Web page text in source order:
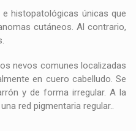
histopatológicas únicas que
cutáneos. Al contrario,
nevos comunes localizadas
en cuero cabelludo. Se
y de forma irregular. A la
red pigmentaria regular..